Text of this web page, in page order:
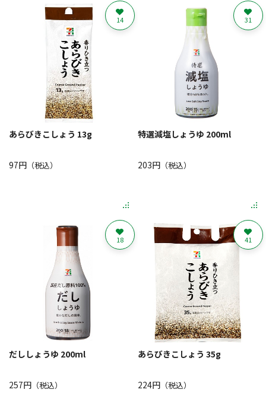
あらびきこしょう 13g
97円 （税込）
14
特選減塩しょうゆ 200ml
203円（税込）
31
だししょうゆ 200ml
257円 （税込）
18
あらびきこしょう 35g
224円（税込）
41